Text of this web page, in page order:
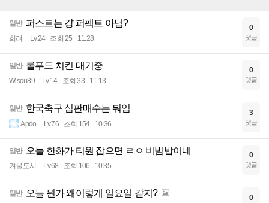
일반 퍼스트는 걍 퍼펙트 아님?
희려 Lv.24 조회 25 11:28
0
댓글
일반 롤푸드 치킨 대기중
Wlsdu89 Lv.14 조회 33 11:13
0
댓글
일반 한국축구 심판매수는 뭐임
Apdo Lv.76 조회 154 10:36
3
댓글
일반 오늘 한화가 티원 잡으면 ㄹㅇ 비빔밥이네
겨울도시 Lv.68 조회 106 10:35
0
댓글
일반 오늘 뭔가 왜이렇게 일요일 같지? 0